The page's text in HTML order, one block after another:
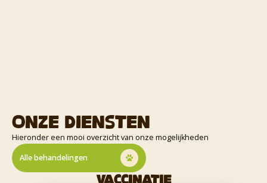
Onze Diensten
Hieronder een mooi overzicht van onze mogelijkheden
Alle behandelingen
VACCINATIE